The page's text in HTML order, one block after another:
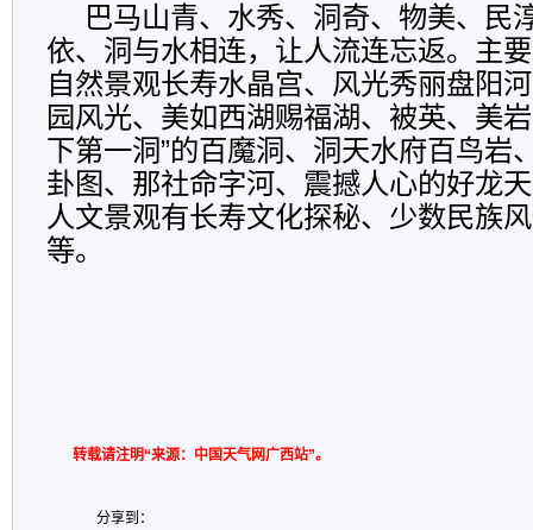
巴马山青、水秀、洞奇、物美、民
依、洞与水相连，让人流连忘返。主
自然景观长寿水晶宫、风光秀丽盘阳
园风光、美如西湖赐福湖、被英、美
下第一洞”的百魔洞、洞天水府百鸟岩
卦图、那社命字河、震撼人心的好龙
人文景观有长寿文化探秘、少数民族
等。
转载请注明“来源：中国天气网广西站”。
分享到：